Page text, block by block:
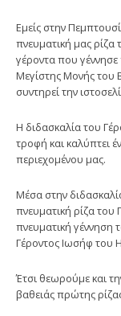
Εμείς στην
πνευματική μας ρίζα
γέροντα που γέννησε
Μεγίστης Μονής του
συντηρεί την
Η διδασκαλία του
τροφή και καλύπτει
περιεχομένου μας.
Μέσα στην
πνευματική ρίζα του
πνευματική γέννηση
Γέροντος Ιωσήφ του
Έτσι θεωρούμε και
βαθειάς πρώτης